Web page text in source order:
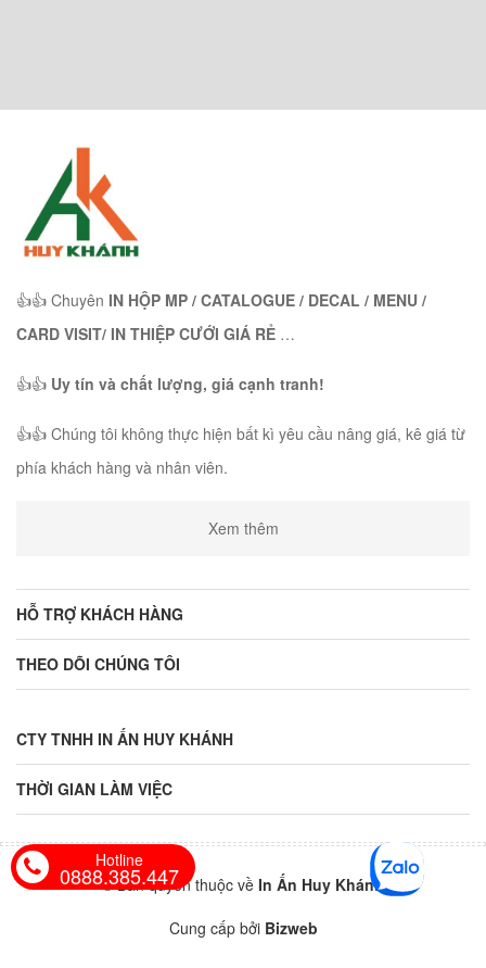
👍👍 Chuyên IN HỘP MP / CATALOGUE / DECAL / MENU /
CARD VISIT/ IN THIỆP CƯỚI GIÁ RẺ …
👍👍 Uy tín và chất lượng, giá cạnh tranh!
👍👍 Chúng tôi không thực hiện bất kì yêu cầu nâng giá, kê giá từ
phía khách hàng và nhân viên.
Xem thêm
HỖ TRỢ KHÁCH HÀNG
THEO DÕI CHÚNG TÔI
CTY TNHH IN ẤN HUY KHÁNH
THỜI GIAN LÀM VIỆC
© Bản quyền thuộc về In Ấn Huy Khánh
Cung cấp bởi Bizweb
Hotline
0888.385.447